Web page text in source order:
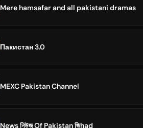
Mere hamsafar and all pakistani dramas
Пакистан 3.0
MEXC Pakistan Channel
News নিউজ Of Pakistan জিhad